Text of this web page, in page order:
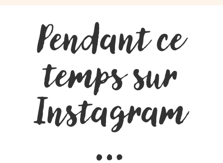
Pendant ce
temps sur
Instagram
…